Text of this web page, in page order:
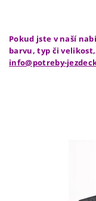
Pokud jste v naší
barvu, typ či
info@potreby-